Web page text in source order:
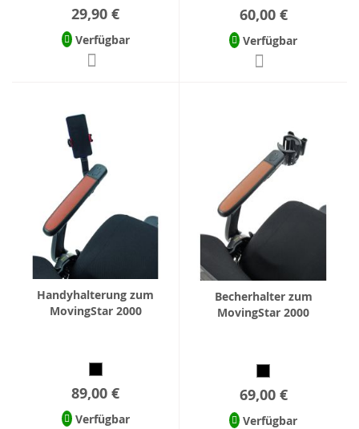
29,90 €
Verfügbar
60,00 €
Verfügbar
Handyhalterung zum
MovingStar 2000
89,00 €
Verfügbar
Becherhalter zum
MovingStar 2000
69,00 €
Verfügbar